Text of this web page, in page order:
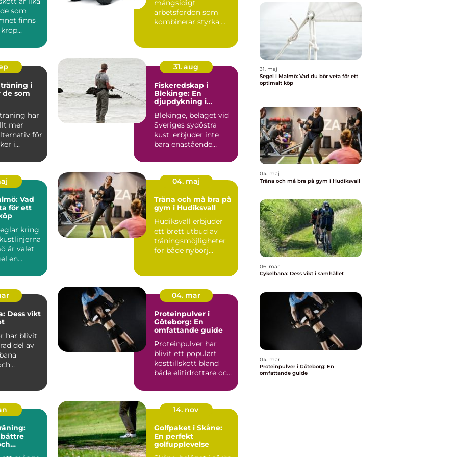
som
finns
mångsidigt
arbetsfordon som
kombinerar styrka,
i
de som
har
mer
för
i...
31. aug
Fiskeredskap i
Blekinge: En
djupdykning i
Blekinge, beläget vid
Sveriges sydöstra
kust, erbjuder inte
bara enastående
Vad
för ett
kring
är valet
en...
04. maj
Träna och må bra på
gym i Hudiksvall
Hudiksvall erbjuder
ett brett utbud av
träningsmöjligheter
för både nybörj...
Dess vikt
har blivit
del av
04. mar
Proteinpulver i
Göteborg: En
omfattande guide
Proteinpulver har
blivit ett populärt
kosttillskott bland
både elitidrottare och
14. nov
Golfpaket i Skåne:
En perfekt
golfupplevelse
31. maj
Segel i Malmö: Vad du bör veta för ett
optimalt köp
04. maj
Träna och må bra på gym i Hudiksvall
06. mar
Cykelbana: Dess vikt i samhället
04. mar
Proteinpulver i Göteborg: En
omfattande guide